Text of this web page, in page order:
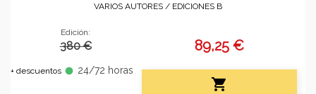
VARIOS AUTORES / EDICIONES B
Edición:
380 €
+ descuentos fiber_manual_record 24/72 horas
89,25 €
